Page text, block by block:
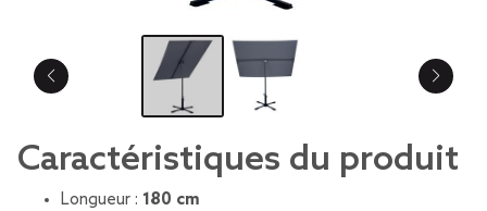
Caractéristiques du produit
Longueur : 180 cm